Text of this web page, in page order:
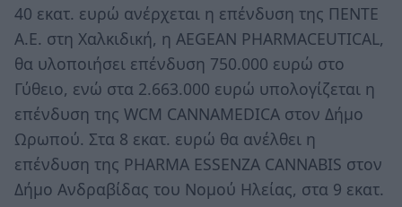
40 εκατ. ευρώ ανέρχεται η επένδυση της ΠΕΝΤΕ
Α.Ε. στη Χαλκιδική, η AEGEAN PHARMACEUTICAL,
θα υλοποιήσει επένδυση 750.000 ευρώ στο
Γύθειο, ενώ στα 2.663.000 ευρώ υπολογίζεται η
επένδυση της WCM CANNAMEDICA στον Δήμο
Ωρωπού. Στα 8 εκατ. ευρώ θα ανέλθει η
επένδυση της PHARMA ESSENZA CANNABIS στον
Δήμο Ανδραβίδας του Νομού Ηλείας, στα 9 εκατ.